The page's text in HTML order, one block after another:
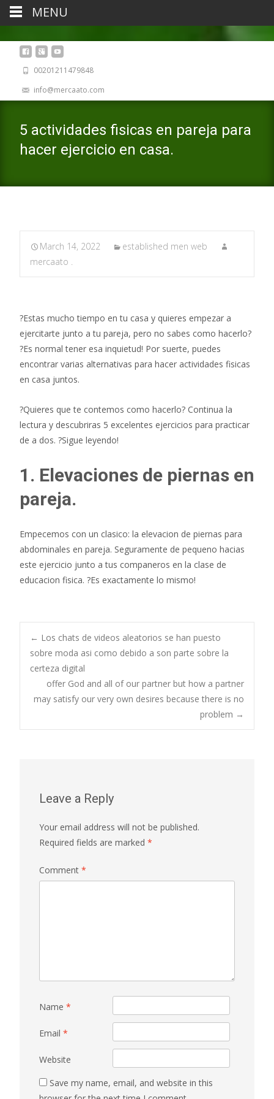
00201211479848
info@mercaato.com
5 actividades fisicas en pareja para
hacer ejercicio en casa.
March 14, 2022
established men web
mercaato .
?Estas mucho tiempo en tu casa y quieres empezar a
ejercitarte junto a tu pareja, pero no sabes como hacerlo?
?Es normal tener esa inquietud! Por suerte, puedes
encontrar varias alternativas para hacer actividades fisicas
en casa juntos.
?Quieres que te contemos como hacerlo? Continua la
lectura y descubriras 5 excelentes ejercicios para practicar
de a dos. ?Sigue leyendo!
1. Elevaciones de piernas en
pareja.
Empecemos con un clasico: la elevacion de piernas para
abdominales en pareja. Seguramente de pequeno hacias
este ejercicio junto a tus companeros en la clase de
educacion fisica. ?Es exactamente lo mismo!
Post
navigation
← Los chats de videos aleatorios se han puesto
sobre moda asi­ como debido a son parte sobre la
certeza digital
offer God and all of our partner but how a partner
may satisfy our very own desires because there is no
problem →
Leave a Reply
Your email address will not be published.
Required fields are marked *
Comment *
Name *
Email *
Website
Save my name, email, and website in this
MENU